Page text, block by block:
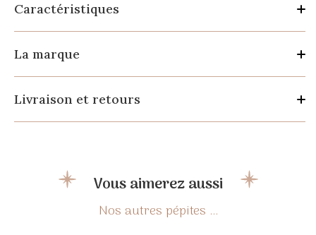
Caractéristiques
La marque
Livraison et retours
Vous aimerez aussi